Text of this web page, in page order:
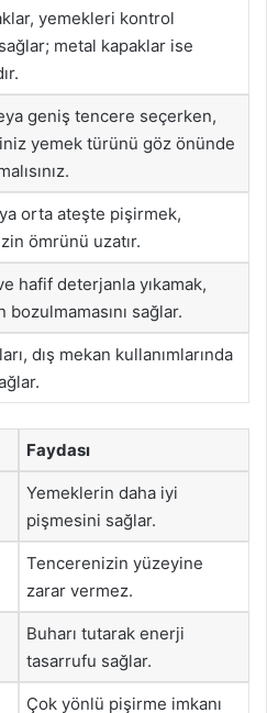
yemekleri kontrol
metal kapaklar ise
geniş tencere seçerken,
yemek türünü göz önünde
orta ateşte pişirmek,
ömrünü uzatır.
hafif deterjanla yıkamak,
bozulmamasını sağlar.
dış mekan kullanımlarında
Faydası
Yemeklerin daha iyi
pişmesini sağlar.
Tencerenizin yüzeyine
zarar vermez.
Buharı tutarak enerji
tasarrufu sağlar.
Çok yönlü pişirme imkanı